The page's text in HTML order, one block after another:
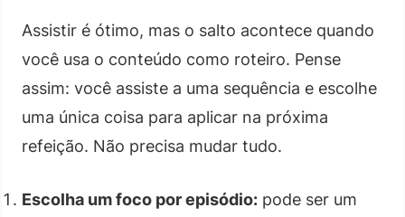
Assistir é ótimo, mas o salto acontece quando
você usa o conteúdo como roteiro. Pense
assim: você assiste a uma sequência e escolhe
uma única coisa para aplicar na próxima
refeição. Não precisa mudar tudo.
Escolha um foco por episódio: pode ser um